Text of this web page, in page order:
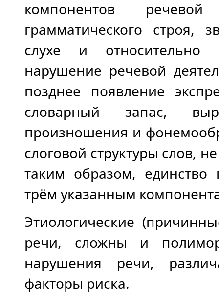
компонентов
грамматического строя,
слухе и относительно
нарушение речевой
позднее появление
словарный запас,
произношения и
слоговой структуры слов,
таким образом, единство
трём указанным
Этиологические
речи, сложны и
нарушения речи,
факторы риска.